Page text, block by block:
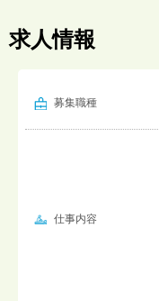
求人情報
募集職種
仕事内容